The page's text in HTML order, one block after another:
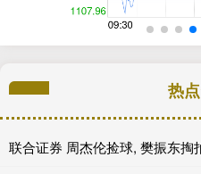
热